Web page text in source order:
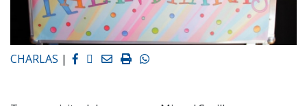
CHARLAS | Facebook
Twitter
EmailImprimirWhatsapp